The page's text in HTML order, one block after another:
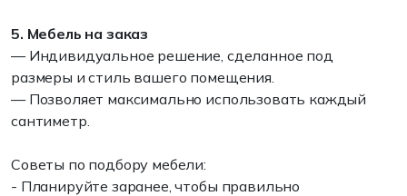
5. Мебель на заказ
— Индивидуальное решение, сделанное под
размеры и стиль вашего помещения.
— Позволяет максимально использовать каждый
сантиметр.
Советы по подбору мебели:
- Планируйте заранее, чтобы правильно